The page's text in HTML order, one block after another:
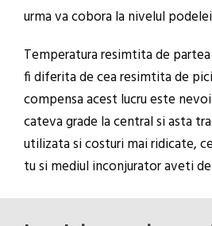
urma va cobora la nivelul
Temperatura resimtita de
fi diferita de cea resimtita de
compensa acest lucru este
cateva grade la central si asta
utilizata si costuri mai ridicate,
tu si mediul inconjurator aveti